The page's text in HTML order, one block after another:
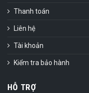
Thanh toán
Liên hệ
Tài khoản
Kiểm tra bảo hành
HỖ TRỢ